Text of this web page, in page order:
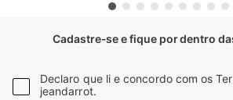
Cadastre-se e fique por dentro
Declaro que li e concordo com os
jeandarrot.